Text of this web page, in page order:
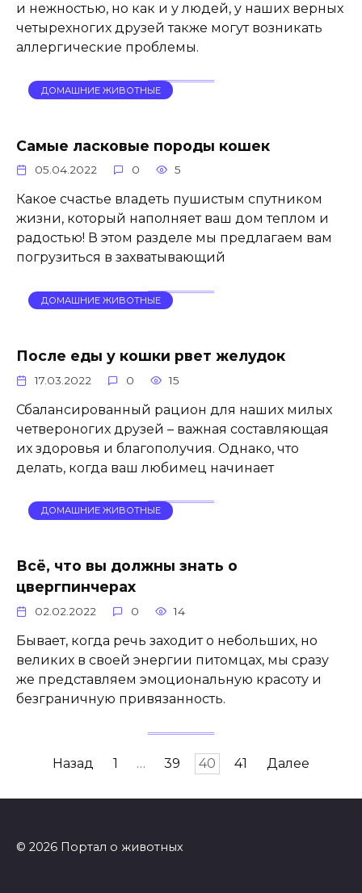
и нежностью, но как и у людей, у наших верных
четырехногих друзей также могут возникать
аллергические проблемы.
ДОМАШНИЕ ЖИВОТНЫЕ
Самые ласковые породы кошек
05.04.2022 0 5
Какое счастье владеть пушистым спутником
жизни, который наполняет ваш дом теплом и
радостью! В этом разделе мы предлагаем вам
погрузиться в захватывающий
ДОМАШНИЕ ЖИВОТНЫЕ
После еды у кошки рвет желудок
17.03.2022 0 15
Сбалансированный рацион для наших милых
четвероногих друзей – важная составляющая
их здоровья и благополучия. Однако, что
делать, когда ваш любимец начинает
ДОМАШНИЕ ЖИВОТНЫЕ
Всё, что вы должны знать о
цвергпинчерах
02.02.2022 0 14
Бывает, когда речь заходит о небольших, но
великих в своей энергии питомцах, мы сразу
же представляем эмоциональную красоту и
безграничную привязанность.
Пагинация
Назад 1 … 39 40 41 Далее
© 2026 Портал о животных